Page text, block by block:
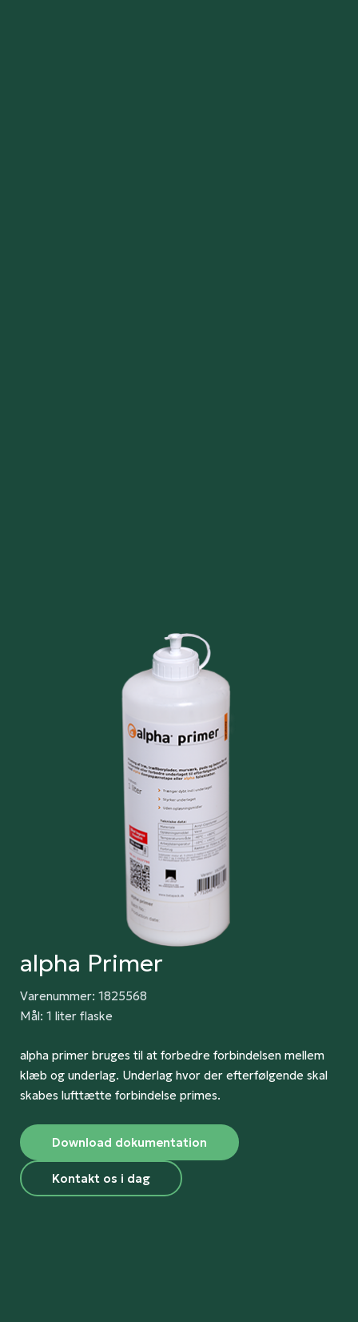
alpha Primer
Varenummer: 1825568
Mål: 1 liter flaske
alpha primer bruges til at forbedre forbindelsen mellem
klæb og underlag. Underlag hvor der efterfølgende skal
skabes lufttætte forbindelse primes.
Download dokumentation
Kontakt os i dag